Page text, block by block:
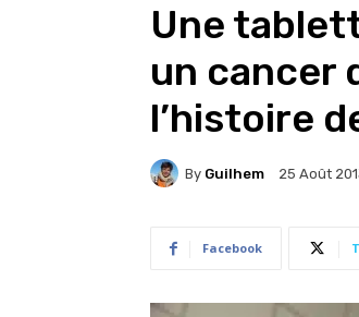
Une
un cancer
l’histoire
By Guilhem 25 Août
Facebook